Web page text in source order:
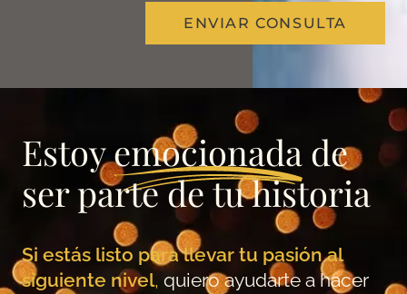
ENVIAR CONSULTA
Estoyemocionadade
ser parte de tu historia
Si estás listo para llevar tu pasión al
siguiente nivel, quiero ayudarte a hacer